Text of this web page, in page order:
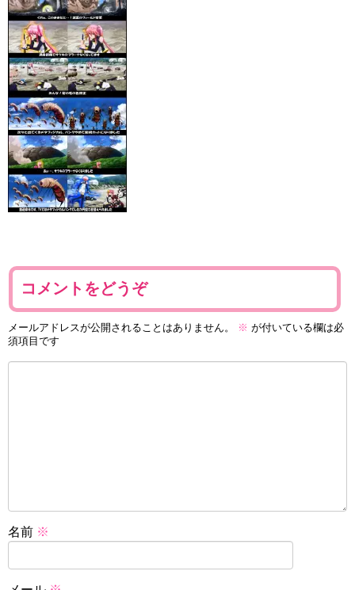
コメントをどうぞ
メールアドレスが公開されることはありません。 ※ が付いている欄は必
須項目です
名前 ※